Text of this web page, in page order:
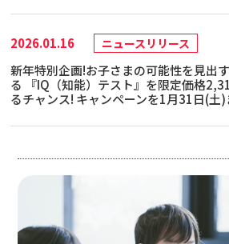
2026.01.16 ニュースリリース
新年特別企画!お子さまの可能性を見出
る 『IQ（知能）テスト』を限定価格
るチャンス! キャンペーンを1月31日(土